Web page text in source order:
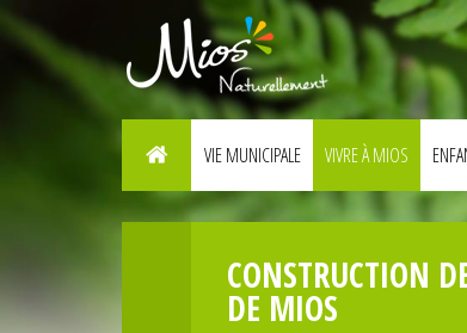
VIE MUNICIPALE VIVRE À MIOS
CONSTRUCTION
DE MIOS